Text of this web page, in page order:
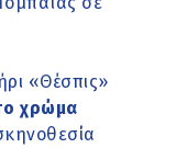
«Θέσπις»
χρώμα